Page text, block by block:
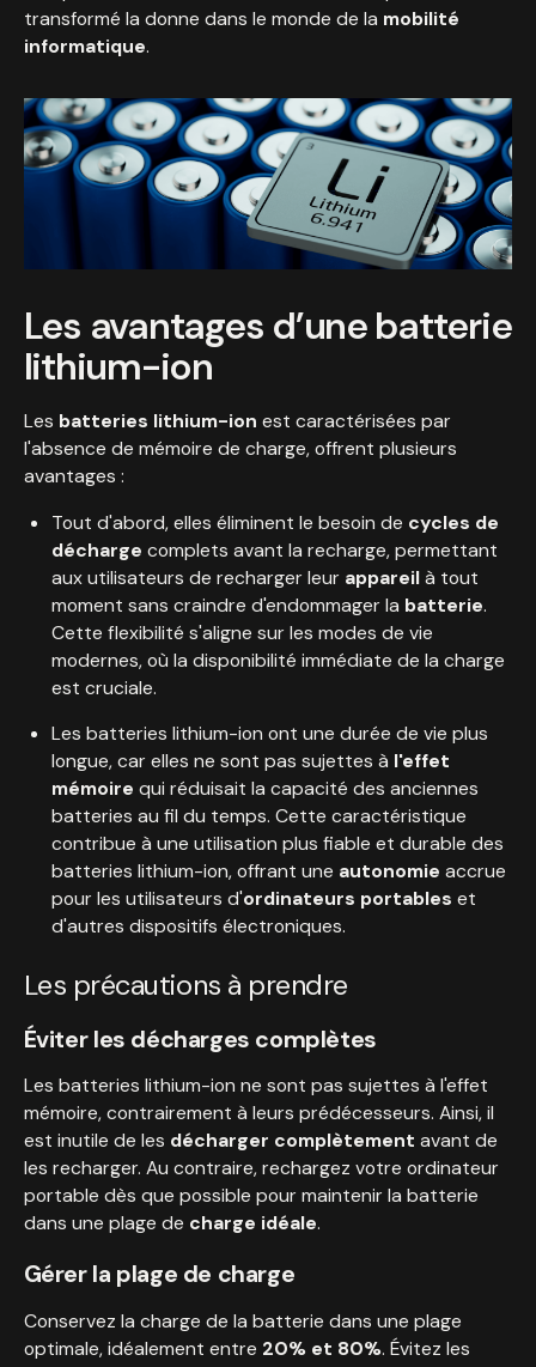
transformé la donne dans le monde de la mobilité
informatique.
Les avantages d’une batterie
lithium-ion
Les batteries lithium-ion est caractérisées par
l'absence de mémoire de charge, offrent plusieurs
avantages :
Tout d'abord, elles éliminent le besoin de cycles de
décharge complets avant la recharge, permettant
aux utilisateurs de recharger leur appareilà tout
moment sans craindre d'endommager la batterie.
Cette flexibilité s'aligne sur les modes de vie
modernes, où la disponibilité immédiate de la charge
est cruciale.
Les batteries lithium-ion ont une durée de vie plus
longue, car elles ne sont pas sujettes à l'effet
mémoire qui réduisait la capacité des anciennes
batteries au fil du temps. Cette caractéristique
contribue à une utilisation plus fiable et durable des
batteries lithium-ion, offrant une autonomie accrue
pour les utilisateurs d'ordinateurs portables et
d'autres dispositifs électroniques.
Les précautions à prendre
Éviter les décharges complètes
Les batteries lithium-ion ne sont pas sujettes à l'effet
mémoire, contrairement à leurs prédécesseurs. Ainsi, il
est inutile de les décharger complètement avant de
les recharger. Au contraire, rechargez votre ordinateur
portable dès que possible pour maintenir la batterie
dans une plage de charge idéale.
Gérer la plage de charge
Conservez la charge de la batterie dans une plage
optimale, idéalement entre 20% et 80%. Évitez les